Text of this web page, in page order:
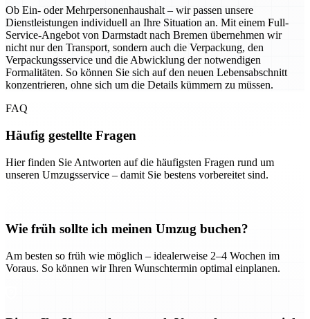
Ob Ein- oder Mehrpersonenhaushalt – wir passen unsere
Dienstleistungen individuell an Ihre Situation an. Mit einem Full-
Service-Angebot von Darmstadt nach Bremen übernehmen wir
nicht nur den Transport, sondern auch die Verpackung, den
Verpackungsservice und die Abwicklung der notwendigen
Formalitäten. So können Sie sich auf den neuen Lebensabschnitt
konzentrieren, ohne sich um die Details kümmern zu müssen.
FAQ
Häufig gestellte Fragen
Hier finden Sie Antworten auf die häufigsten Fragen rund um
unseren Umzugsservice – damit Sie bestens vorbereitet sind.
Wie früh sollte ich meinen Umzug buchen?
Am besten so früh wie möglich – idealerweise 2–4 Wochen im
Voraus. So können wir Ihren Wunschtermin optimal einplanen.